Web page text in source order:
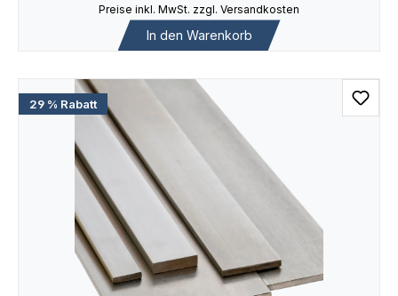
Preise inkl. MwSt. zzgl. Versandkosten
In den Warenkorb
29 % Rabatt